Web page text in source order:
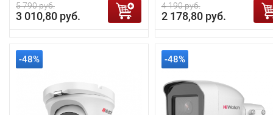
5 790 руб.
3 010,80 руб.
4 190 руб.
2 178,80 руб.
-48% -48%